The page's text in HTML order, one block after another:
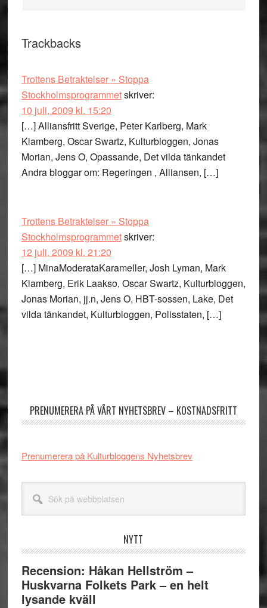
Trackbacks
Trottens Betraktelser » Stoppa
Stockholmsprogrammetskriver:
10 juli, 2009 kl. 15:20
[…] Alliansfritt Sverige, Peter Karlberg, Mark
Klamberg, Oscar Swartz, Kulturbloggen, Jonas
Morian, Jens O, Opassande, Det vilda tänkandet
Andra bloggar om: Regeringen , Alliansen, […]
Trottens Betraktelser » Stoppa
Stockholmsprogrammetskriver:
12 juli, 2009 kl. 21:20
[…] MinaModerataKarameller, Josh Lyman, Mark
Klamberg, Erik Laakso, Oscar Swartz, Kulturbloggen,
Jonas Morian, jj.n, Jens O, HBT-sossen, Lake, Det
vilda tänkandet, Kulturbloggen, Polisstaten, […]
PRENUMERERA PÅ VÅRT NYHETSBREV – KOSTNADSFRITT
Prenumerera på Kulturbloggens Nyhetsbrev
webbplatsen
NYTT
Recension: Håkan Hellström –
Huskvarna Folkets Park – en helt
lysande kväll